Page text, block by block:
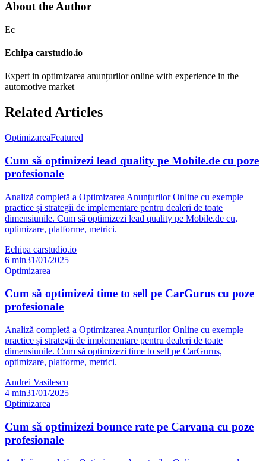
About the Author
Ec
Echipa carstudio.io
Expert in optimizarea anunțurilor online with experience in the
automotive market
Related Articles
OptimizareaFeatured
Cum să optimizezi lead quality pe Mobile.de cu poze
profesionale
Analiză completă a Optimizarea Anunțurilor Online cu exemple
practice și strategii de implementare pentru dealeri de toate
dimensiunile. Cum să optimizezi lead quality pe Mobile.de cu,
optimizare, platforme, metrici.
Echipa carstudio.io
6 min31/01/2025
Optimizarea
Cum să optimizezi time to sell pe CarGurus cu poze
profesionale
Analiză completă a Optimizarea Anunțurilor Online cu exemple
practice și strategii de implementare pentru dealeri de toate
dimensiunile. Cum să optimizezi time to sell pe CarGurus,
optimizare, platforme, metrici.
Andrei Vasilescu
4 min31/01/2025
Optimizarea
Cum să optimizezi bounce rate pe Carvana cu poze
profesionale